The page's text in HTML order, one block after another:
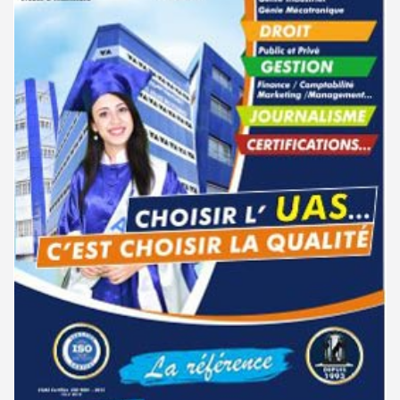
01-08 بلاغ مشترك حول التكوين المهني في المجالات شبه الطبية
01-08
مركز التكوين والنهوض بالعمل المستقل بالقصرين : دورة سبتمبر 2026
01-08 جامعة قابس : النتائج الأولية لمناظرة إعادة التوجيه - جويلية 2026
01-08 باك 2026 : تمديد آجال تعمير الاختيارات للدورة الرئيسية للتوجيه الجامعي
31-07
جامعة تونس المنار : التسجيل في الثالثة إجازة للحاصلين على شهادة مرحلة أولى
تحضيريّة
31-07
الترشح للماجستير بالمعهد العالى للدراسات التكنولوجية بجندوبة 2026-
2027
31-07
فتح باب الترشح للإلتحاق بمرحلة ماجستير البحث في الدراسات الإفريقية
2026-2027
31-07 الترشح للماجستير بالمعهد العالي للعلوم الإسلامية بالقيروان 2026-2027
31-07 الترشح للماجستير بكلية الصيدلة بالمنستير 2026-2027
06-01 سحب الإستدعاءات الخاصة بمناظرة الإلتحاق بالتكوين في مستوى مؤهل
التقني السامي فيفري 2025
15-11 مناظرة الإلتحاق بالتكوين في مستوى مؤهل التقني السامي - دورة فيفري 2025
11-09 الإعلان عن نتائج مناظرة الإلتحاق بالتكوين في مستوى مؤهل التقني السامي -
دورة سبتمبر 2024
02-09 نتائج مناظرة الإلتحاق بالتكوين في مستوى مؤهل التقني السامي - دورة
سبتمبر 2024
28-06 دليل التوجيه للأكاديميات والمدارس العسكرية 2024
27-06
مناظرة الدخول للأكاديميات العسكرية 2024-2025
21-06 مناظرة الإلتحاق بالتكوين في مستوى مؤهل التقني السامي - دورة سبتمبر
2024
24-01 نتائج مناظرة الإلتحاق بالتكوين في مستوى مؤهل التقني السامي - دورة فيفري
2024